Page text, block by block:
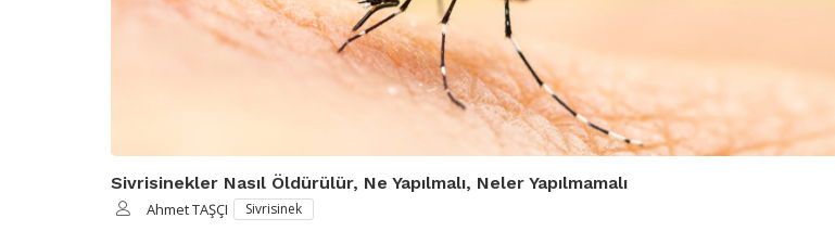
Sivrisinekler Nasıl Öldürülür, Ne Yapılmalı, Neler Yapılmamalı
Ahmet TAŞÇI Sivrisinek